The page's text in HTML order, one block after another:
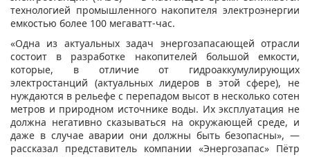
технологией промышленного накопителя электроэнергии
емкостью более 100 мегаватт-час.
«Одна из актуальных задач энергозапасающей отрасли
состоит в разработке накопителей большой емкости,
которые, в отличие от гидроаккумулирующих
электростанций (актуальных лидеров в этой сфере), не
нуждаются в рельефе с перепадом высот в несколько сотен
метров и природном источнике воды. Их эксплуатация не
должна негативно сказываться на окружающей среде, и
даже в случае аварии они должны быть безопасны», —
рассказал представитель компании «Энергозапас» Пётр